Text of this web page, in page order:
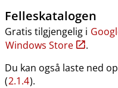
Felleskatalogen
Gratis tilgjengelig i
Windows Store
.
Du kan også laste ned
(2.1.4).